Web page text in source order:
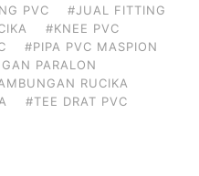
PVC
#JUAL FITTING
#KNEE PVC
#PIPA PVC MASPION
PARALON
RUCIKA
#TEE DRAT PVC